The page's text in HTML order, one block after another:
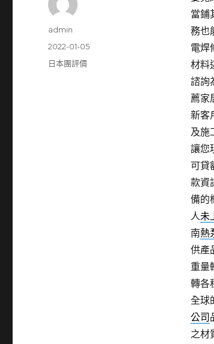
當鋪
務也
電焊
材料
諮詢
薦家
新客
及施
讓您
可貸
款資
備的
人未
南熱
供產
重量
轉各
全球
公司
之材
作
admin
發
佈
2022-01-05
分
日本團評價